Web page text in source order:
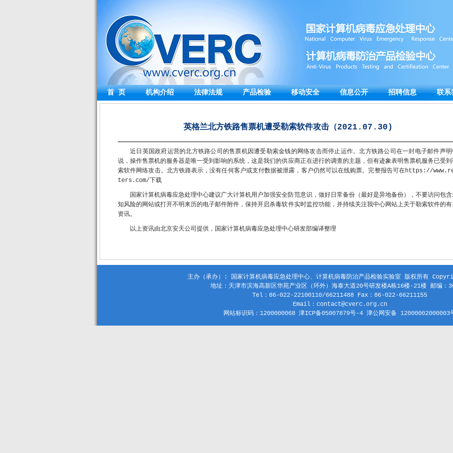
首 页 机构介绍 法律法规 产品检验 移动安全 信息公开 招聘信息 联系
英格兰北方铁路售票机遭受勒索软件攻击（2021.07.30)
近日英国政府运营的北方铁路公司的售票机因遭受勒索金钱的网络攻击而停止运作。北方铁路公司在一封电子邮件声明
说，操作售票机的服务器是唯一受到影响的系统，这是我们的供应商正在进行的调查的主题，但有迹象表明售票机服务已受
索软件网络攻击。北方铁路表示，没有任何客户或支付数据被泄露，客户仍然可以在线购票。完整报告可在https://
ters.com/下载
国家计算机病毒应急处理中心建议广大计算机用户加强安全防范意识，做好日常备份（最好是异地备份），不要访问包
知风险的网站或打开不明来历的电子邮件附件，保持开启杀毒软件实时监控功能，并持续关注我中心网站上关于勒索软件的
资讯。
以上资讯由北京安天公司提供，国家计算机病毒应急处理中心研发部编译整理
主办（承办）: 国家计算机病毒应急处理中心、计算机病毒防治产品检验实验室 版权所有
地址：天津市滨海高新区华苑产业区（环外）海泰大道20号研发楼A栋16楼-21楼 邮编：
Tel：86-022-22100110/66211488 Fax：86-022-66211155
Email：contact@cverc.org.cn
网站标识码：1200000068 津ICP备05007879号-4 津公网安备 12000002000003